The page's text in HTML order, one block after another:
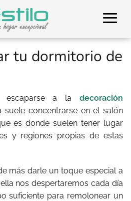
tu dormitorio de
a ladecoración
suele concentrarse en el salón
es donde suelen tener lugar
y regiones propias de estas
más darle un toque especial a
nos despertaremos cada día
suficiente para remolonear un